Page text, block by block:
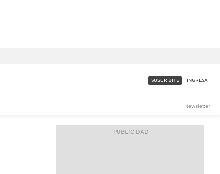
ACCESO FULL - $1.800/MES
SUSCRIBITE INGRESÁ
Newsletter